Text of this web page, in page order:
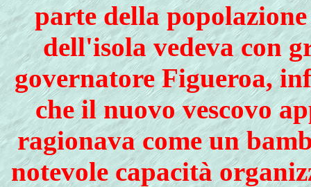
parte della
dell'isola vedeva con
governatore Figueroa,
che il nuovo vescovo
ragionava come un
notevole capacità